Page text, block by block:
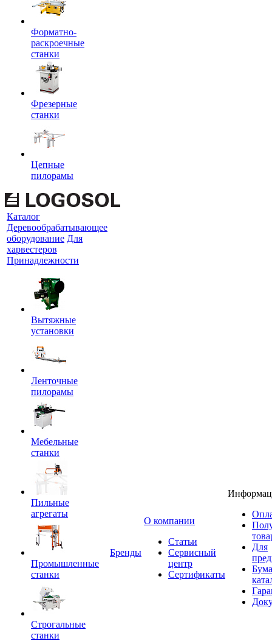
Форматно-
раскроечные
станки
Фрезерные
станки
Цепные
пилорамы
Каталог
Деревообрабатывающее
оборудование Для
харвестеров
Принадлежности
Вытяжные
установки
Ленточные
пилорамы
Мебельные
станки
Пильные
агрегаты
Промышленные
станки
Строгальные
станки
Бренды
O компании
Статьи
Сервисный
центр
Сертификаты
Для